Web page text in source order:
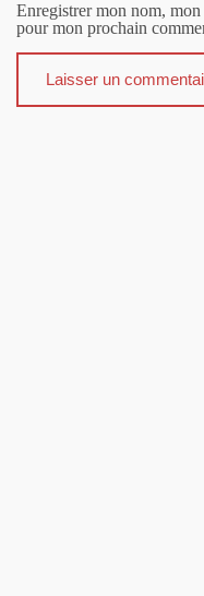
Enregistrer mon nom,
pour mon prochain